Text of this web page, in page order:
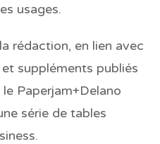
usages.
rédaction, en lien avec
suppléments publiés
Paperjam+Delano
série de tables